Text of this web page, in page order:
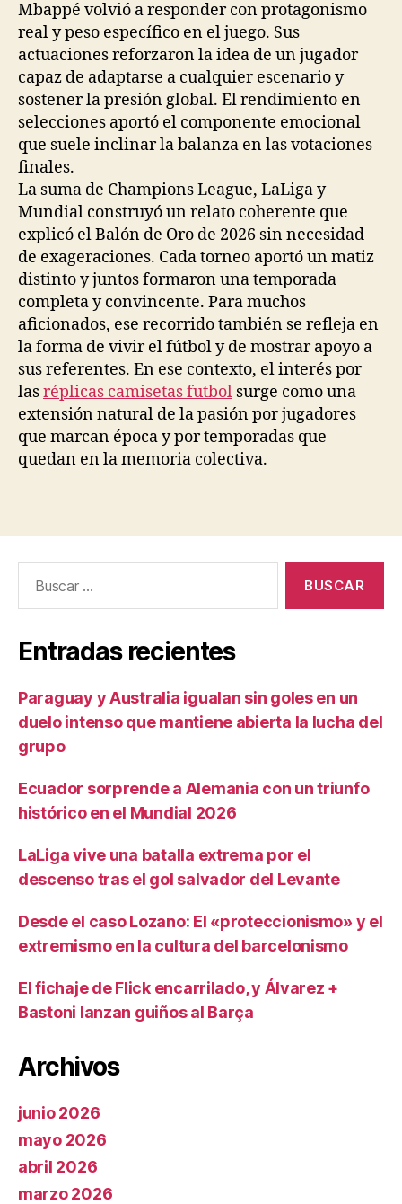
Mbappé volvió a responder con protagonismo
real y peso específico en el juego. Sus
actuaciones reforzaron la idea de un jugador
capaz de adaptarse a cualquier escenario y
sostener la presión global. El rendimiento en
selecciones aportó el componente emocional
que suele inclinar la balanza en las votaciones
finales.
La suma de Champions League, LaLiga y
Mundial construyó un relato coherente que
explicó el Balón de Oro de 2026 sin necesidad
de exageraciones. Cada torneo aportó un matiz
distinto y juntos formaron una temporada
completa y convincente. Para muchos
aficionados, ese recorrido también se refleja en
la forma de vivir el fútbol y de mostrar apoyo a
sus referentes. En ese contexto, el interés por
lasréplicas camisetas futbol surge como una
extensión natural de la pasión por jugadores
que marcan época y por temporadas que
quedan en la memoria colectiva.
Entradas recientes
Paraguay y Australia igualan sin goles en un
duelo intenso que mantiene abierta la lucha del
grupo
Ecuador sorprende a Alemania con un triunfo
histórico en el Mundial 2026
LaLiga vive una batalla extrema por el
descenso tras el gol salvador del Levante
Desde el caso Lozano: El «proteccionismo» y el
extremismo en la cultura del barcelonismo
El fichaje de Flick encarrilado, y Álvarez +
Bastoni lanzan guiños al Barça
Archivos
junio 2026
mayo 2026
abril 2026
marzo 2026